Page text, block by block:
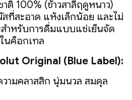
ติ 100% (ข้าวสาลีฤดูหนาว)
ที่สะอาด แห้งเล็กน้อย และไม่
สำหรับการดื่มแบบแช่เย็นจัด
นค็อกเทล
Original (Blue Label):
วามคลาสสิก นุ่มนวล สมดุล